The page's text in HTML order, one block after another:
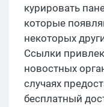
курировать
которые
некоторых
Ссылки
новостных
случаях
бесплатный